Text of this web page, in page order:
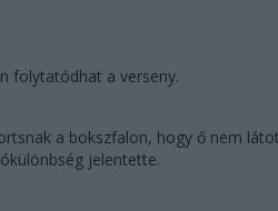
folytatódhat a verseny.
a bokszfalon, hogy ő nem
jelentette.